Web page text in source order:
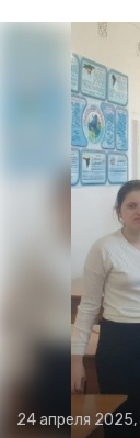
24 апреля 2025,